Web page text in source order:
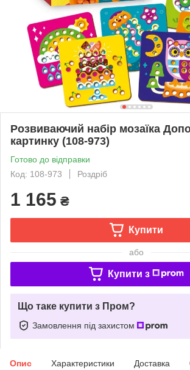
Розвиваючий набір мозаїка
картинку (108-973)
Готово до відправки
Код: 108-973
Роздріб
1 165 ₴
Купити
або
Купити з
Що таке купити з Пром?
Замовлення під захистом
Опис Характеристики Доставка